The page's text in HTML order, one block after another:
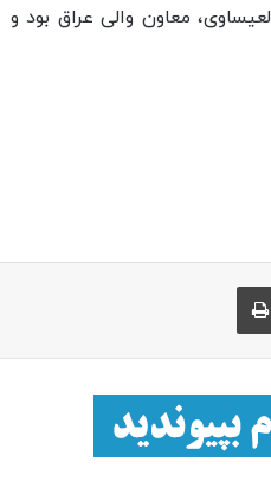
معاون والی عراق بود و